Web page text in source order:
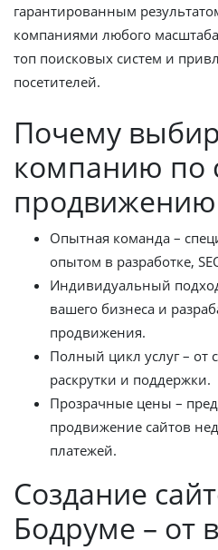
гарантированным
компаниями любого
топ поисковых систем и
посетителей.
Почему
компанию по
продвижению
Опытная команда –
опытом в разработке,
Индивидуальный
вашего бизнеса и
продвижения.
Полный цикл услуг – от
раскрутки и поддержки.
Прозрачные цены –
продвижение сайтов
платежей.
Создание
Бодруме – от